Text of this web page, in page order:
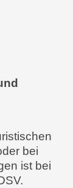
bei
ist bei